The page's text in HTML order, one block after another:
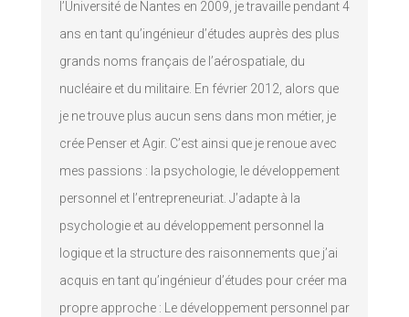
l’Université de Nantes en 2009, je travaille pendant 4
ans en tant qu’ingénieur d’études auprès des plus
grands noms français de l’aérospatiale, du
nucléaire et du militaire. En février 2012, alors que
je ne trouve plus aucun sens dans mon métier, je
crée Penser et Agir. C’est ainsi que je renoue avec
mes passions : la psychologie, le développement
personnel et l’entrepreneuriat. J’adapte à la
psychologie et au développement personnel la
logique et la structure des raisonnements que j’ai
acquis en tant qu’ingénieur d’études pour créer ma
propre approche : Le développement personnel par